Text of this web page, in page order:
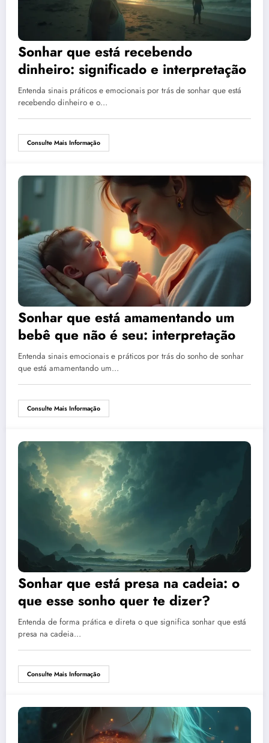
Sonhar que está recebendo
dinheiro: significado e interpretação
Entenda sinais práticos e emocionais por trás de sonhar que está
recebendo dinheiro e o…
Consulte Mais Informação
Sonhar que está amamentando um
bebê que não é seu: interpretação
Entenda sinais emocionais e práticos por trás do sonho de sonhar
que está amamentando um…
Consulte Mais Informação
Sonhar que está presa na cadeia: o
que esse sonho quer te dizer?
Entenda de forma prática e direta o que significa sonhar que está
presa na cadeia…
Consulte Mais Informação